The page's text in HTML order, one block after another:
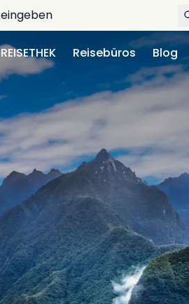
REISETHEK Reisebüros Blog